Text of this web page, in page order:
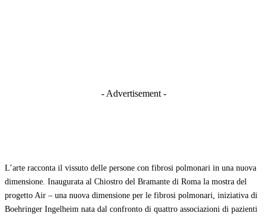
- Advertisement -
L’arte racconta il vissuto delle persone con fibrosi polmonari in una nuova
dimensione. Inaugurata al Chiostro del Bramante di Roma la mostra del
progetto Air – una nuova dimensione per le fibrosi polmonari, iniziativa di
Boehringer Ingelheim nata dal confronto di quattro associazioni di pazienti